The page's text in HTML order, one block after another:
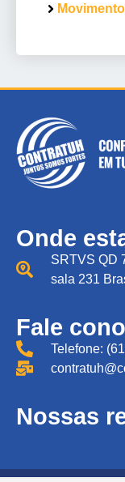
Onde
SRTVS QD
sala 231
Fale
Telefone:
Nossas